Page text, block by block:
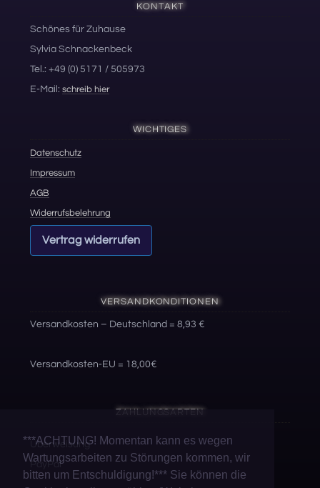
KONTAKT
Schönes für Zuhause
Sylvia Schnackenbeck
Tel.: +49 (0) 5171 / 505973
E-Mail:schreib hier
WICHTIGES
Datenschutz
Impressum
AGB
Widerrufsbelehrung
Vertrag widerrufen
VERSANDKONDITIONEN
Versandkosten – Deutschland = 8,93 €
Versandkosten-EU = 18,00€
ZAHLUNGSARTEN
Überweisung
PayPal
***ACHTUNG! Momentan kann es wegen
Wartungsarbeiten zu Störungen kommen, wir
bitten um Entschuldigung!*** Sie können die